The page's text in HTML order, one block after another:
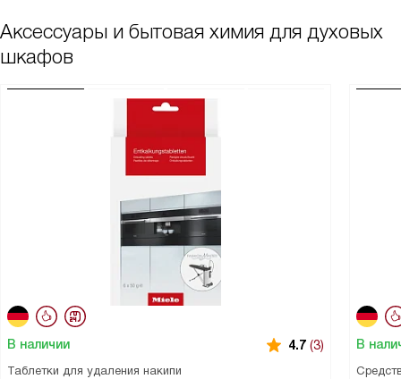
Аксессуары и бытовая химия для духовых
шкафов
В наличии 4.7 (3)
Таблетки для удаления накипи
В